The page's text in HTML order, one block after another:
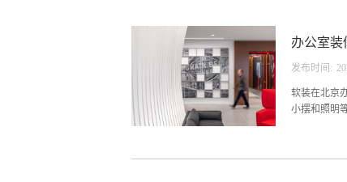
方面的价格
防、空调、
付款比例和
免增项。相
办公室装
软装在北京
小摆和照明
北京办公室
发布时间: